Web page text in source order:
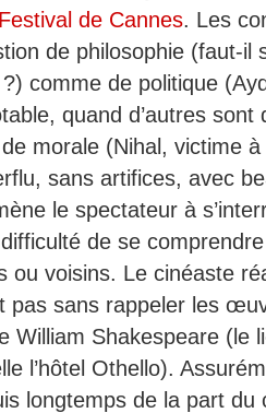
de Cannes. Les
de philosophie (faut-il
?) comme de politique
quand d’autres sont
morale (Nihal, victime
sans artifices, avec
le spectateur à
de se
ou voisins. Le cinéaste
pas sans rappeler les
William Shakespeare (le
l’hôtel Othello).
longtemps de la part du